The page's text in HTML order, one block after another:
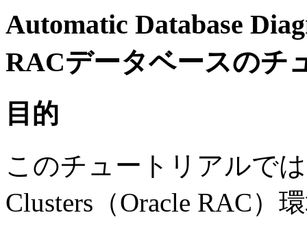
Automatic Database
RACデータベースのチ
目的
このチュートリアルでは
Clusters（Oracle RAC）